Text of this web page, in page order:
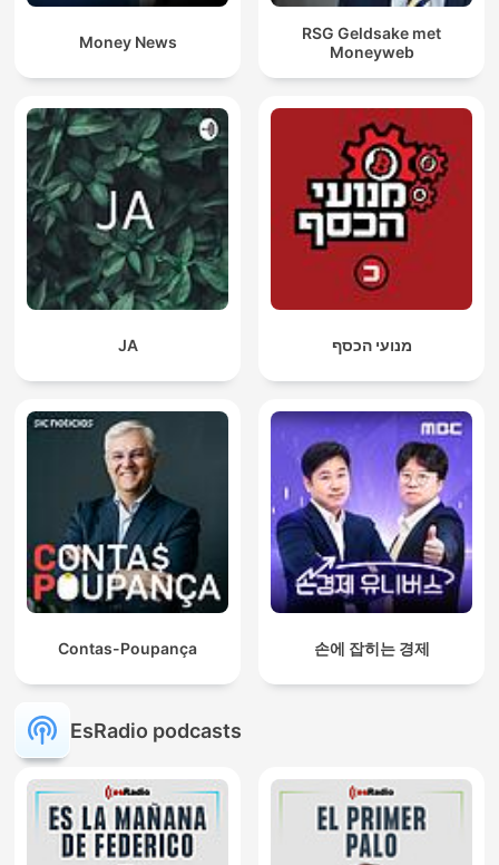
Money News
RSG Geldsake met
Moneyweb
JA מנועי הכסף
Contas-Poupança 손에 잡히는 경제
EsRadio podcasts